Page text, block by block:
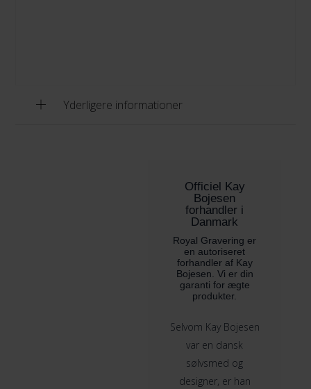
Yderligere informationer
Officiel Kay
Bojesen
forhandler i
Danmark
Royal Gravering er
en autoriseret
forhandler af Kay
Bojesen. Vi er din
garanti for ægte
produkter.
Selvom Kay Bojesen
var en dansk
sølvsmed og
designer, er han